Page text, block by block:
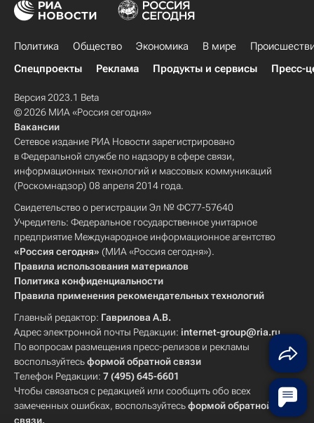
Политика Общество Экономика В мире
Спецпроекты
Реклама Продукты и сервисы Пресс-
Версия 2023.1 Beta
© 2026 МИА «Россия сегодня»
Вакансии
Сетевое издание РИА Новости зарегистрировано
в Федеральной службе по надзору в сфере связи,
информационных технологий и массовых коммуникаций
(Роскомнадзор) 08 апреля 2014 года.
Свидетельство о регистрации Эл № ФС77-57640
Учредитель: Федеральное государственное унитарное
предприятие Международное информационное агентство
«Россия сегодня» (МИА «Россия сегодня»).
Правила использования материалов
Политика конфиденциальности
Правила применения рекомендательных технологий
Главный редактор: Гаврилова А.В.
Адрес электронной почты Редакции: internet-group@ria.ru
По вопросам размещения пресс-релизов и рекламы
воспользуйтесьформой обратной связи
Телефон Редакции: 7 (495) 645-6601
Чтобы связаться с редакцией или сообщить обо всех
замеченных ошибках, воспользуйтесьформой обратной
связи.